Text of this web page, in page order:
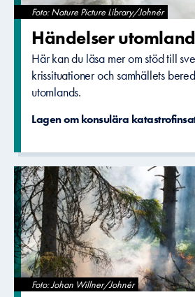
Foto: Nature Picture Library/Johnér
Händelser
Här kan du läsa mer om stöd till
krissituationer och samhällets
utomlands.
Lagen om konsulära
Foto: Johan Willner/Johnér